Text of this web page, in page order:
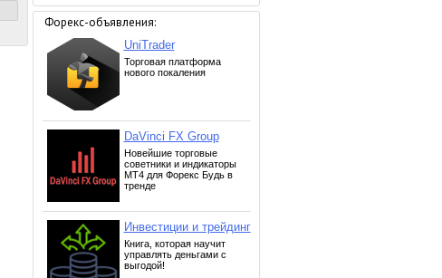
Форекс-объявления: